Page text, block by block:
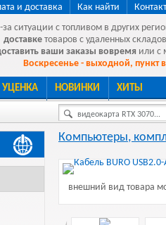
и доставка Как найти
за ситуации с топливом в других
доставке товаров с удаленных
ваши заказы вовремя или с
Воскресенье - выходной, пункт
УЦЕНКА НОВИНКИ ХИТЫ
видеокарта RTX 3070...
Компьютеры,
внешний вид товара